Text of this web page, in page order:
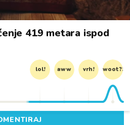
419 metara ispod
lol! aww vrh! woot?!